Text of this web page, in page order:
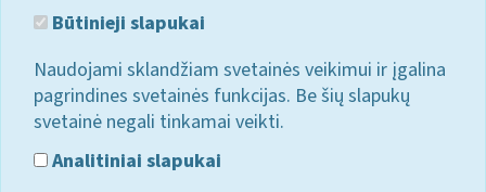
Būtinieji slapukai
Naudojami sklandžiam svetainės veikimui ir įgalina
pagrindines svetainės funkcijas. Be šių slapukų
svetainė negali tinkamai veikti.
Analitiniai slapukai